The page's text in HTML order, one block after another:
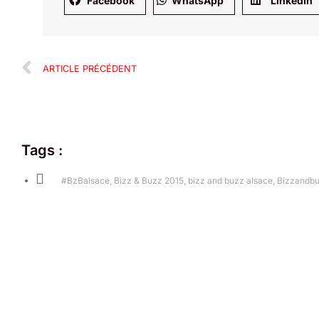
ARTICLE PRÉCÉDENT
Tags :
#BzBalsace, Bizz & Buzz 2015, bizz and buzz alsace,